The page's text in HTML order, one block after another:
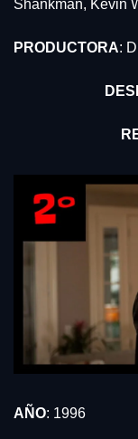
Shankman, Kevin
PRODUCTORA:
AÑO: 1996